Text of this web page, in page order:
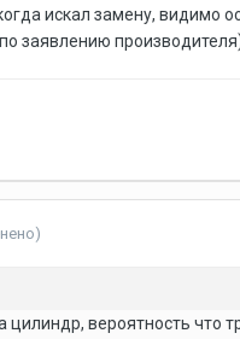
искал замену, видимо
заявлению
цилиндр, вероятность что